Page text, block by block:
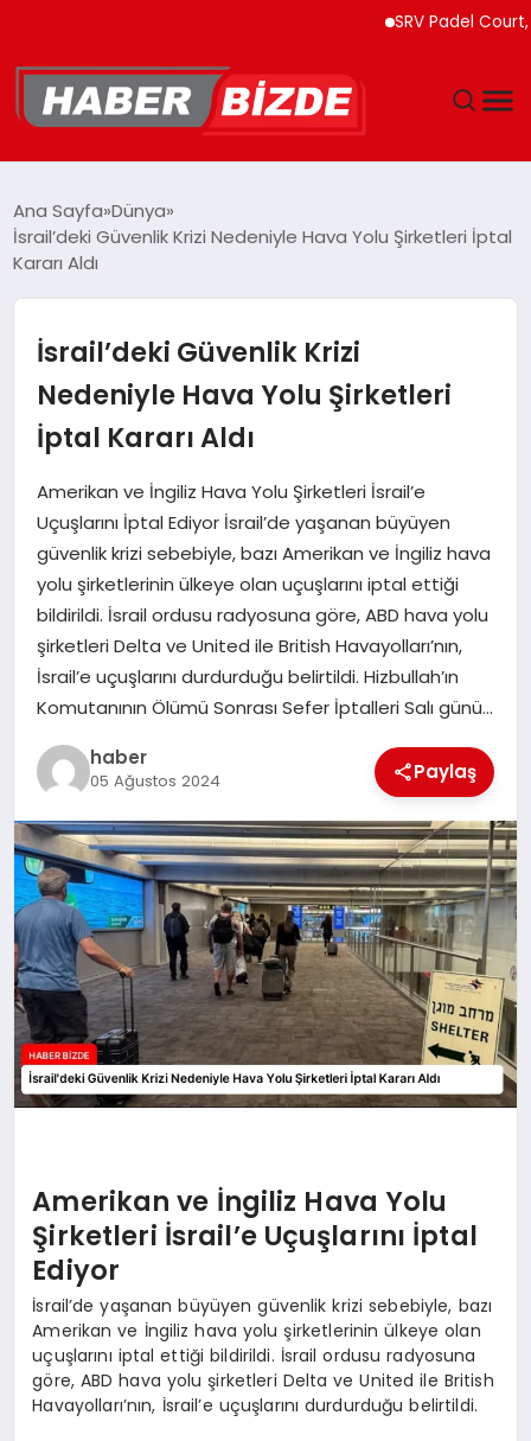
SRV Padel Court, 24
YAŞAM
MAGAZIN
SPOR
TEKNOLOJI
Ana Sayfa Dünya
İsrail’deki Güvenlik Krizi Nedeniyle Hava Yolu Şirketleri İptal
Kararı Aldı
İsrail’deki Güvenlik Krizi
Nedeniyle Hava Yolu Şirketleri
İptal Kararı Aldı
Amerikan ve İngiliz Hava Yolu Şirketleri İsrail’e
Uçuşlarını İptal Ediyor İsrail’de yaşanan büyüyen
güvenlik krizi sebebiyle, bazı Amerikan ve İngiliz hava
yolu şirketlerinin ülkeye olan uçuşlarını iptal ettiği
bildirildi. İsrail ordusu radyosuna göre, ABD hava yolu
şirketleri Delta ve United ile British Havayolları’nın,
İsrail’e uçuşlarını durdurduğu belirtildi. Hizbullah’ın
Komutanının Ölümü Sonrası Sefer İptalleri Salı günü…
haber
05 Ağustos 2024 Paylaş
Amerikan ve İngiliz Hava Yolu
Şirketleri İsrail’e Uçuşlarını İptal
Ediyor
İsrail’de yaşanan büyüyen güvenlik krizi sebebiyle, bazı
Amerikan ve İngiliz hava yolu şirketlerinin ülkeye olan
uçuşlarını iptal ettiği bildirildi. İsrail ordusu radyosuna
göre, ABD hava yolu şirketleri Delta ve United ile British
Havayolları’nın, İsrail’e uçuşlarını durdurduğu belirtildi.